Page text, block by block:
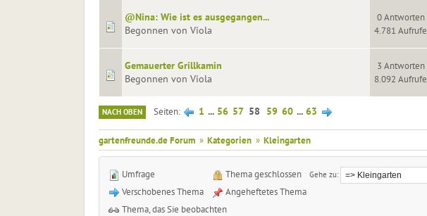
@Nina: Wie ist es ausgegangen...
Begonnen von Viola
0 Antworten
4.781 Aufrufe
Gemauerter Grillkamin
Begonnen von Viola
3 Antworten
8.092 Aufrufe
NACH OBEN Seiten 1 ... 56 57 58 59 60 ... 63
gartenfreunde.de Forum » Kategorien » Kleingarten
Gehe zu
Umfrage
Verschobenes Thema
Thema geschlossen
Angeheftetes Thema
Thema, das Sie beobachten